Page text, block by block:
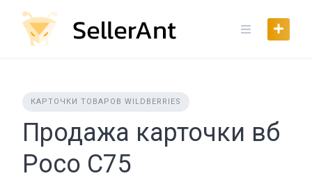
content
КАРТОЧКИ ТОВАРОВ WILDBERRIES
Продажа карточки вб
Poco C75